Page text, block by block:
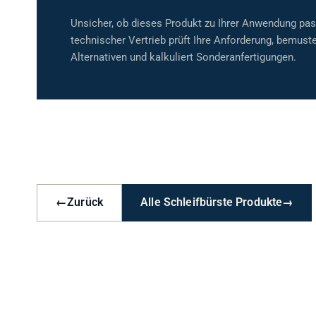
Unsicher, ob dieses Produkt zu Ihrer Anwendung
technischer Vertrieb prüft Ihre Anforderung,
Alternativen und kalkuliert Sonderanfertigungen.
←Zurück Alle Schleifbürste Produkte